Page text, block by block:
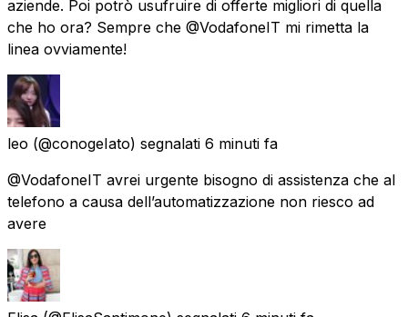
aziende. Poi potrò usufruire di offerte migliori di quella
che ho ora? Sempre che @VodafoneIT mi rimetta la
linea ovviamente!
leo (@conogeIato) segnalati 6 minuti fa
@VodafoneIT avrei urgente bisogno di assistenza che al
telefono a causa dell’automatizzazione non riesco ad
avere